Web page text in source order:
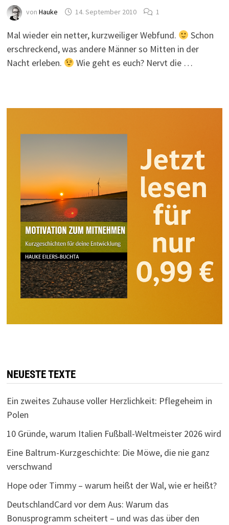
von Hauke 14. September 2010 1
Mal wieder ein netter, kurzweiliger Webfund.
Schon
erschreckend, was andere Männer so Mitten in der
Nacht erleben.
Wie geht es euch? Nervt die …
NEUESTE TEXTE
Ein zweites Zuhause voller Herzlichkeit: Pflegeheim in
Polen
10 Gründe, warum Italien Fußball-Weltmeister 2026 wird
Eine Baltrum-Kurzgeschichte: Die Möwe, die nie ganz
verschwand
Hope oder Timmy – warum heißt der Wal, wie er heißt?
DeutschlandCard vor dem Aus: Warum das
Bonusprogramm scheitert – und was das über den